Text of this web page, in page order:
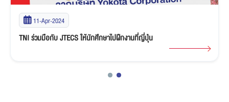
หายสงสัยทันทีกับ Q&A ตอบคำถามที่คุณยังไม่รู้เกี่ยวกับ